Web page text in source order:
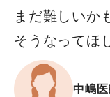
まだ難しいか
そうなってほ
中嶋医